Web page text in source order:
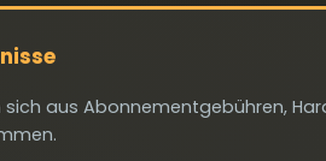
sich aus Abonnementgebühren,